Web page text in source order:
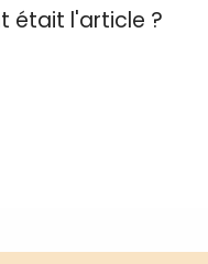
était l'article ?